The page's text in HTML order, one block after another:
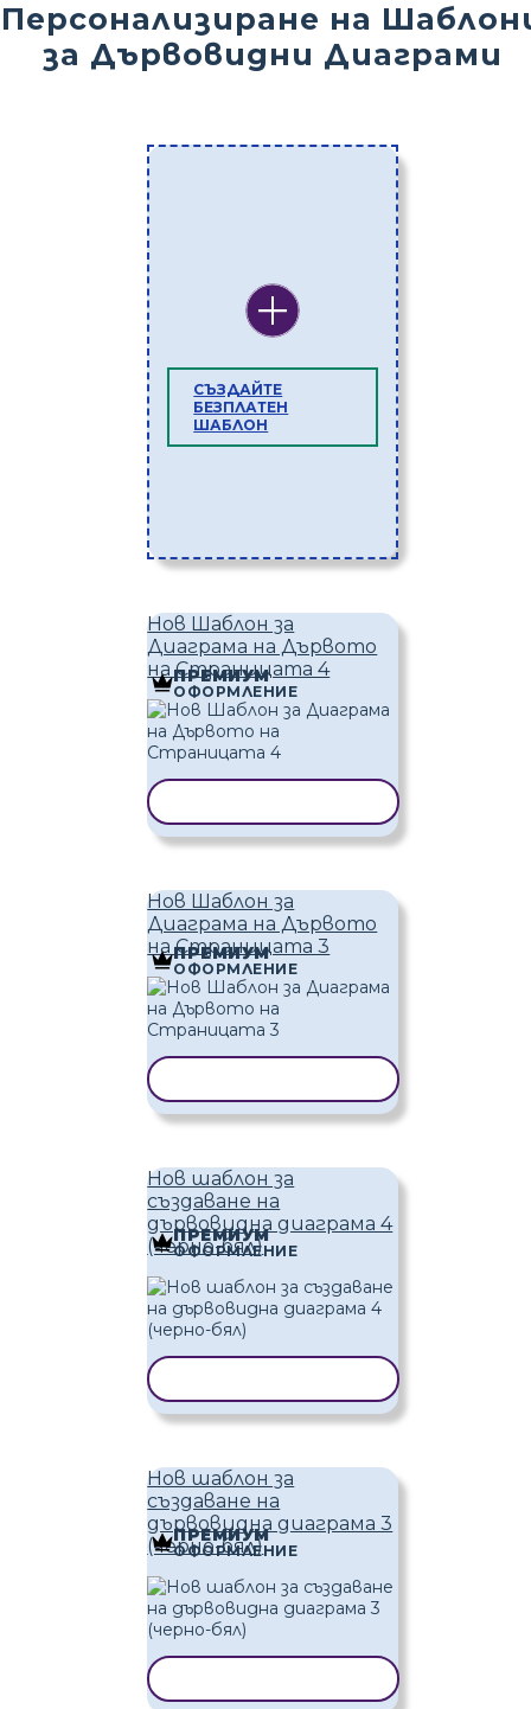
Персонализиране на
за Дървовидни Диаграми
СЪЗДАЙТЕ
БЕЗПЛАТЕН
ШАБЛОН
Нов Шаблон за
Диаграма на Дървото
на Страницата 4
ПРЕМИУМ
ОФОРМЛЕНИЕ
Нов Шаблон за
Диаграма на Дървото
на Страницата 3
ПРЕМИУМ
ОФОРМЛЕНИЕ
Нов шаблон за
създаване на
дървовидна диаграма 4
(черно-бял)
ПРЕМИУМ
ОФОРМЛЕНИЕ
Нов шаблон за
създаване на
дървовидна диаграма 3
(черно-бял)
ПРЕМИУМ
ОФОРМЛЕНИЕ